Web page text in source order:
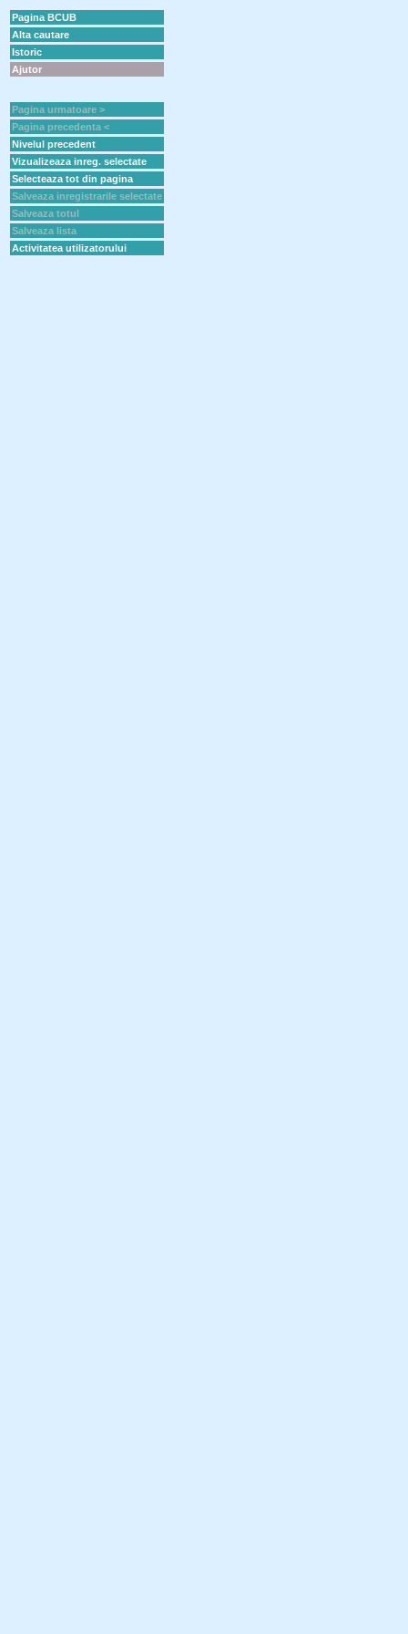
Pagina BCUB
Alta cautare
Istoric
Ajutor
Pagina urmatoare >
Pagina precedenta <
Nivelul precedent
Vizualizeaza inreg. selectate
Selecteaza tot din pagina
Salveaza inregistrarile selectate
Salveaza totul
Salveaza lista
Activitatea utilizatorului